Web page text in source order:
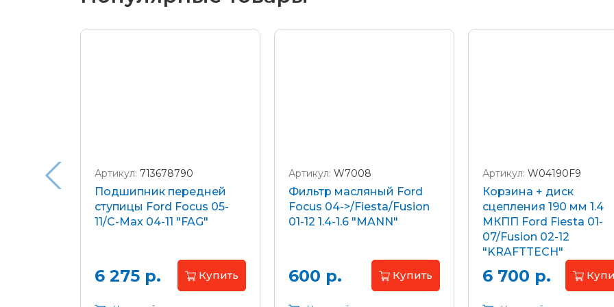
Артикул: 713678790
Подшипник передней
ступицы Ford Focus 05-
11/C-Max 04-11 "FAG"
6 275 р. Купить
Артикул: W7008
Фильтр масляный Ford
Focus 04->/Fiesta/Fusion
01-12 1.4-1.6 "MANN"
600 р. Купить
Артикул: W04190F9
Корзина + диск
сцепления 190 мм 1.4
МКПП Ford Fiesta 01-
07/Fusion 02-12
"KRAFTTECH"
6 700 р.